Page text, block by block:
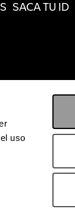
uso
SACA TU ID